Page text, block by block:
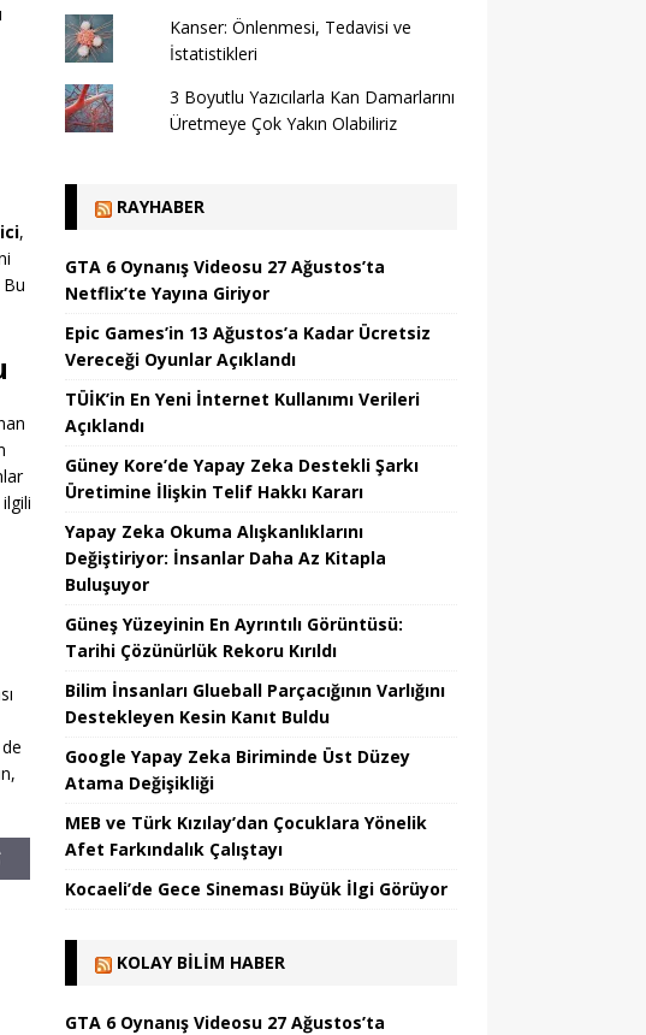
,
Kanser: Önlenmesi, Tedavisi ve
İstatistikleri
3 Boyutlu Yazıcılarla Kan Damarlarını
Üretmeye Çok Yakın Olabiliriz
RAYHABER
GTA 6 Oynanış Videosu 27 Ağustos’ta
Netflix’te Yayına Giriyor
Epic Games’in 13 Ağustos’a Kadar Ücretsiz
Vereceği Oyunlar Açıklandı
TÜİK’in En Yeni İnternet Kullanımı Verileri
Açıklandı
Güney Kore’de Yapay Zeka Destekli Şarkı
Üretimine İlişkin Telif Hakkı Kararı
Yapay Zeka Okuma Alışkanlıklarını
Değiştiriyor: İnsanlar Daha Az Kitapla
Buluşuyor
Güneş Yüzeyinin En Ayrıntılı Görüntüsü:
Tarihi Çözünürlük Rekoru Kırıldı
Bilim İnsanları Glueball Parçacığının Varlığını
Destekleyen Kesin Kanıt Buldu
Google Yapay Zeka Biriminde Üst Düzey
Atama Değişikliği
MEB ve Türk Kızılay’dan Çocuklara Yönelik
Afet Farkındalık Çalıştayı
Kocaeli’de Gece Sineması Büyük İlgi Görüyor
KOLAY BILIM HABER
GTA 6 Oynanış Videosu 27 Ağustos’ta